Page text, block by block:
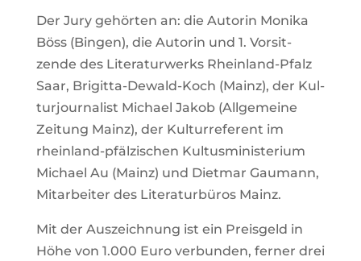
Der Jury gehörten an: die Autorin Monika
Böss (Bingen), die Autorin und 1. Vor­sit­
zende des Lite­ra­tur­werks Rhein­land-Pfalz
Saar, Bri­gitta-Dewald-Koch (Mainz), der Kul­
tur­jour­na­list Michael Jakob (All­ge­meine
Zei­tung Mainz), der Kul­tur­re­fe­rent im
rhein­land-pfäl­zi­schen Kul­tus­mi­nis­te­rium
Michael Au (Mainz) und Dietmar Gau­mann,
Mit­ar­beiter des Lite­ra­tur­büros Mainz.
Mit der Aus­zeich­nung ist ein Preis­geld in
Höhe von 1.000 Euro ver­bunden, ferner drei